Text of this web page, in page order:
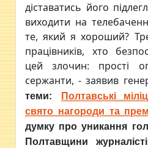
діставатись його
виходити на
те, який я хороший?
працівників, хто
цей злочин: прості
сержанти, - заявив
теми:
Полтавські
свято нагороди та
думку про уникання
Полтавщини